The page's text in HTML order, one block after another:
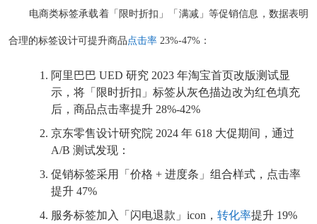
电商类标签承载着「限时折扣」「满减」等促销信息，数据表明
合理的标签设计可提升商品点击率23%-47%：
阿里巴巴 UED 研究 2023 年淘宝首页改版测试显
示，将「限时折扣」标签从灰色描边改为红色填充
后，商品点击率提升 28%-42%
京东零售设计研究院 2024 年 618 大促期间，通过
A/B 测试发现：
促销标签采用「价格 + 进度条」组合样式，点击率
提升 47%
服务标签加入「闪电退款」icon， 转化率提升 19%